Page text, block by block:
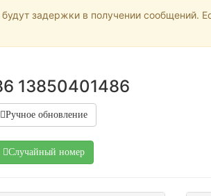
задержки в получении сообщений.
13850401486
Ручное обновление
Случайный номер